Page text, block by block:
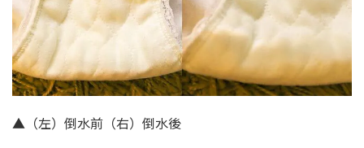
▲（左）倒水前（右）倒水後